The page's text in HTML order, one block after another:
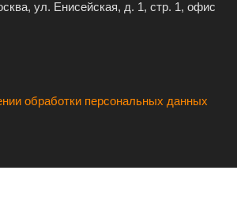
ул. Енисейская, д. 1, стр. 1, офис
обработки персональных данных